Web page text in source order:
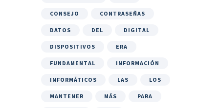
CONSEJO CONTRASEÑAS
DATOS DEL DIGITAL
DISPOSITIVOS ERA
FUNDAMENTAL INFORMACIÓN
INFORMÁTICOS LAS LOS
MANTENER MÁS PARA